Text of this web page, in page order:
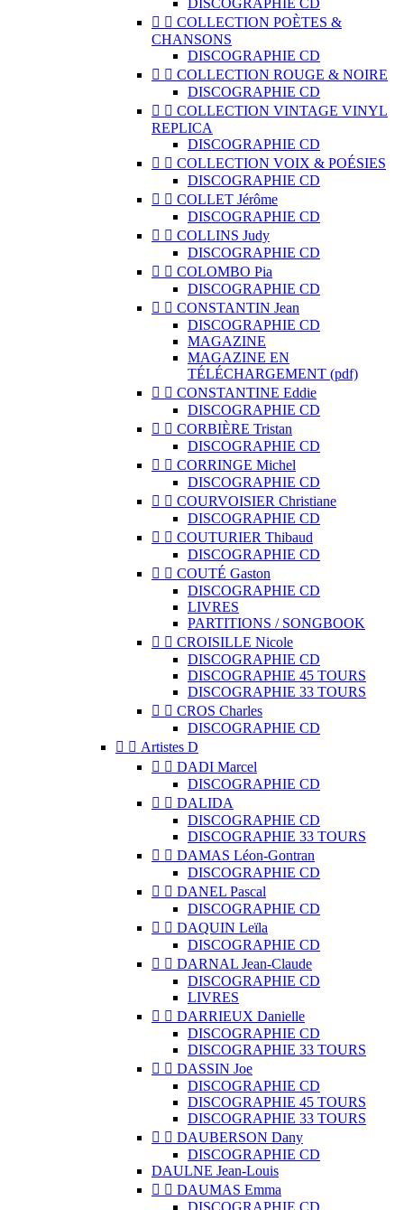
DISCOGRAPHIE CD
  COLLECTION POÈTES &
CHANSONS
DISCOGRAPHIE CD
  COLLECTION ROUGE & NOIRE
DISCOGRAPHIE CD
  COLLECTION VINTAGE VINYL
REPLICA
DISCOGRAPHIE CD
  COLLECTION VOIX & POÉSIES
DISCOGRAPHIE CD
  COLLET Jérôme
DISCOGRAPHIE CD
  COLLINS Judy
DISCOGRAPHIE CD
  COLOMBO Pia
DISCOGRAPHIE CD
  CONSTANTIN Jean
DISCOGRAPHIE CD
MAGAZINE
MAGAZINE EN
TÉLÉCHARGEMENT (pdf)
  CONSTANTINE Eddie
DISCOGRAPHIE CD
  CORBIÈRE Tristan
DISCOGRAPHIE CD
  CORRINGE Michel
DISCOGRAPHIE CD
  COURVOISIER Christiane
DISCOGRAPHIE CD
  COUTURIER Thibaud
DISCOGRAPHIE CD
  COUTÉ Gaston
DISCOGRAPHIE CD
LIVRES
PARTITIONS / SONGBOOK
  CROISILLE Nicole
DISCOGRAPHIE CD
DISCOGRAPHIE 45 TOURS
DISCOGRAPHIE 33 TOURS
  CROS Charles
DISCOGRAPHIE CD
  Artistes D
  DADI Marcel
DISCOGRAPHIE CD
  DALIDA
DISCOGRAPHIE CD
DISCOGRAPHIE 33 TOURS
  DAMAS Léon-Gontran
DISCOGRAPHIE CD
  DANEL Pascal
DISCOGRAPHIE CD
  DAQUIN Leïla
DISCOGRAPHIE CD
  DARNAL Jean-Claude
DISCOGRAPHIE CD
LIVRES
  DARRIEUX Danielle
DISCOGRAPHIE CD
DISCOGRAPHIE 33 TOURS
  DASSIN Joe
DISCOGRAPHIE CD
DISCOGRAPHIE 45 TOURS
DISCOGRAPHIE 33 TOURS
  DAUBERSON Dany
DISCOGRAPHIE CD
DAULNE Jean-Louis
  DAUMAS Emma
DISCOGRAPHIE CD